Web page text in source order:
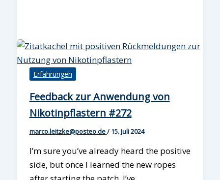
Erfahrungen
Feedback zur Anwendung von
Nikotinpflastern #272
marco.leitzke@posteo.de/15. Juli 2024
I’m sure you’ve already heard the positive
side, but once I learned the new ropes